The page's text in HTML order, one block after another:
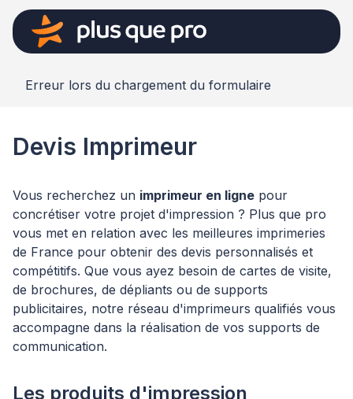
Erreur lors du chargement du formulaire
Devis Imprimeur
Vous recherchez un imprimeur en ligne pour
concrétiser votre projet d'impression ? Plus que pro
vous met en relation avec les meilleures imprimeries
de France pour obtenir des devis personnalisés et
compétitifs. Que vous ayez besoin de cartes de visite,
de brochures, de dépliants ou de supports
publicitaires, notre réseau d'imprimeurs qualifiés vous
accompagne dans la réalisation de vos supports de
communication.
Les produits d'impression